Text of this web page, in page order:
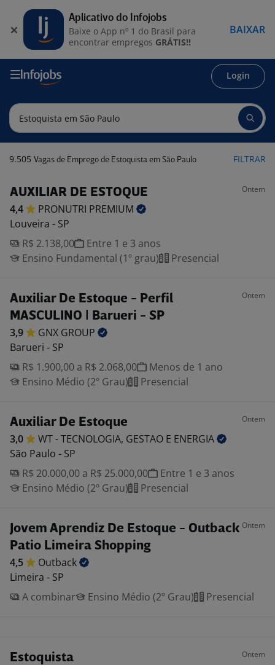
Login
9.505 Vagas de Emprego de Estoquista em São Paulo FILTRAR
AUXILIAR DE ESTOQUE Ontem
4,4 PRONUTRI PREMIUM
Louveira - SP
R$ 2.138,00
Entre 1 e 3 anos
Ensino Fundamental (1º grau)
Presencial
Auxiliar De Estoque - Perfil
MASCULINO | Barueri - SP
Ontem
3,9 GNX GROUP
Barueri - SP
R$ 1.900,00 a R$ 2.068,00
Menos de 1 ano
Ensino Médio (2º Grau)
Presencial
Auxiliar De Estoque Ontem
3,0 WT - TECNOLOGIA, GESTAO E ENERGIA
São Paulo - SP
R$ 20.000,00 a R$ 25.000,00
Entre 1 e 3 anos
Ensino Médio (2º Grau)
Presencial
Jovem Aprendiz De Estoque - Outback
Patio Limeira Shopping
Ontem
4,5
Outback
Limeira - SP
A combinar
Ensino Médio (2º Grau) Presencial
Estoquista Ontem
Aplicativo do Infojobs
Baixe o App nº 1 do Brasil para
encontrar empregos GRÁTIS!!
BAIXAR